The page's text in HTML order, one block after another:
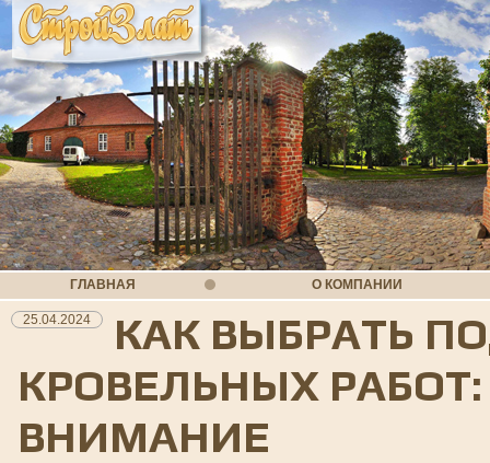
ГЛАВНАЯ О КОМПАНИИ
25.04.2024
КАК ВЫБРАТЬ
КРОВЕЛЬНЫХ
ВНИМАНИЕ